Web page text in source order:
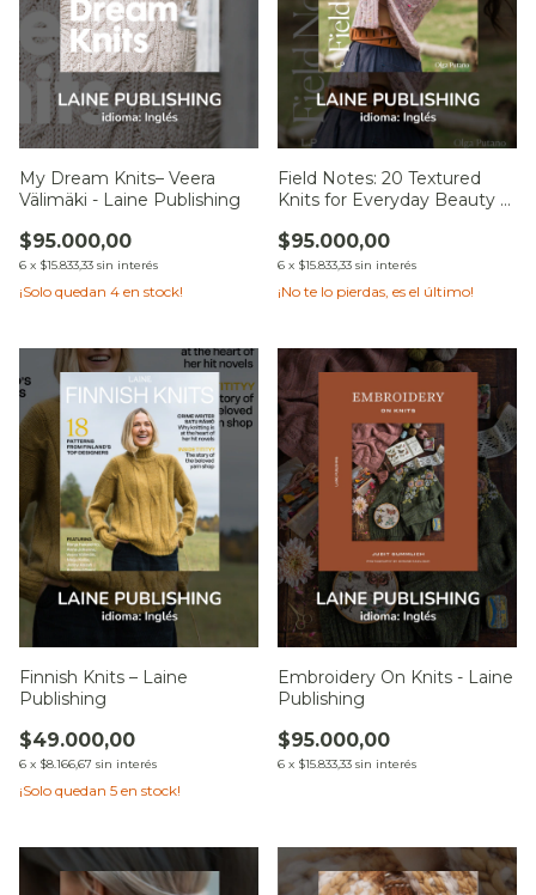
My Dream Knits– Veera
Välimäki - Laine Publishing
$95.000,00
6 x $15.833,33 sin interés
¡Solo quedan 4 en stock!
Field Notes: 20 Textured
Knits for Everyday Beauty –
Publishing
$95.000,00
6 x $15.833,33 sin interés
¡No te lo pierdas, es el último!
Finnish Knits – Laine
Publishing
$49.000,00
6 x $8.166,67 sin interés
¡Solo quedan 5 en stock!
Embroidery On Knits - Laine
Publishing
$95.000,00
6 x $15.833,33 sin interés